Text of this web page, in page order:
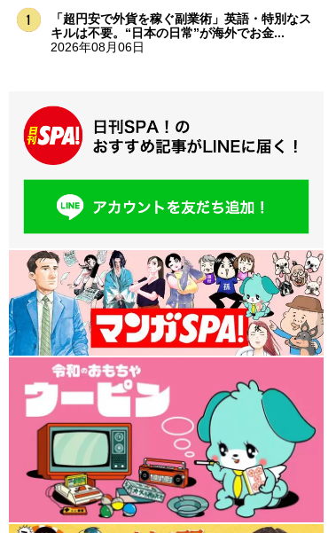
「超円安で外貨を稼ぐ副業術」英語・特別なス
キルは不要。“日本の日常”が海外でお金...
2026年08月06日